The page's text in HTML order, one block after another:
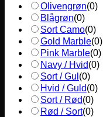
Olivengrøn(0)
Blågrøn(0)
Sort Camo(0)
Gold Marble(0)
Pink Marble(0)
Navy / Hvid(0)
Sort / Gul (0)
Hvid / Guld(0)
Sort / Rød(0)
Rød / Sort(0)